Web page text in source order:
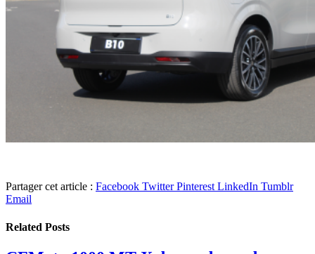
Partager cet article : Facebook Twitter Pinterest LinkedIn Tumblr
Email
Related Posts